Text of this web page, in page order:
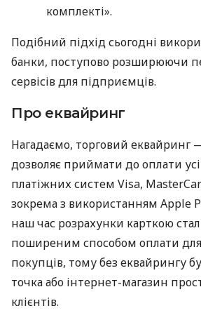
комплекті».
Подібний підхід сьогодні
банки, поступово розширюючи
сервісів для підприємців.
Про еквайринг
Нагадаємо, торговий еквайринг
дозволяє приймати до оплати
платіжних систем Visa,
зокрема з використанням Apple
наш час розрахунки карткою
поширеним способом оплати для
покупців, тому без еквайрингу
точка або інтернет-магазин
клієнтів.